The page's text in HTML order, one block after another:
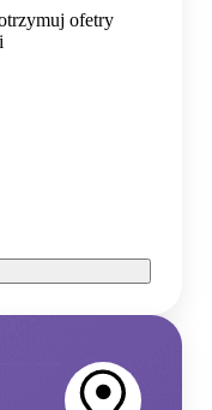
ofetry